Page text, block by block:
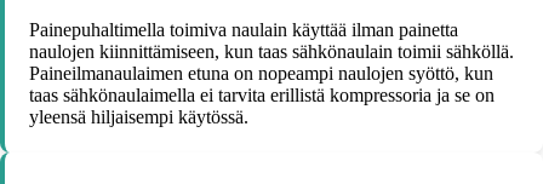
Painepuhaltimella toimiva naulain käyttää ilman painetta
naulojen kiinnittämiseen, kun taas sähkönaulain toimii sähköllä.
Paineilmanaulaimen etuna on nopeampi naulojen syöttö, kun
taas sähkönaulaimella ei tarvita erillistä kompressoria ja se on
yleensä hiljaisempi käytössä.